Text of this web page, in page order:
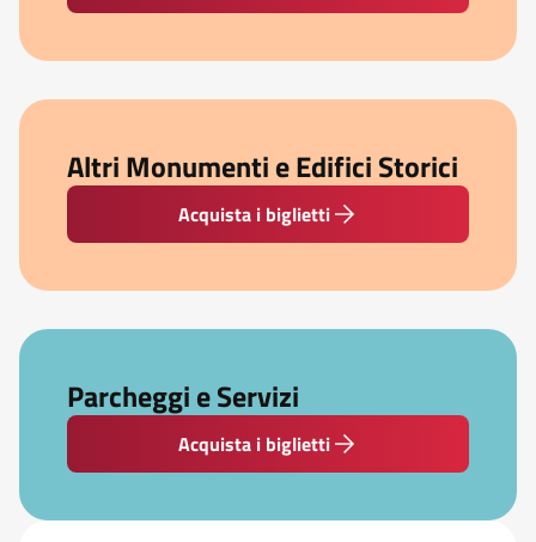
Altri Monumenti e Edifici Storici
Acquista i biglietti
Parcheggi e Servizi
Acquista i biglietti